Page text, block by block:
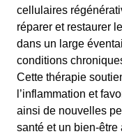
cellulaires
réparer et restaurer
dans un large
conditions
Cette thérapie
l’inflammation et
ainsi de nouvelles
santé et un bien-être